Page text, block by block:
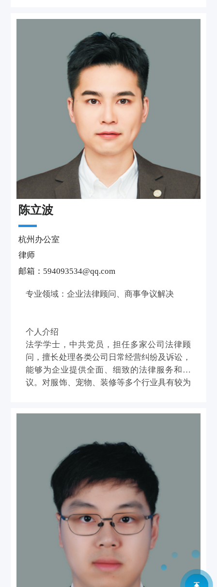
陈立波
杭州办公室
律师
邮箱：594093534@qq.com
专业领域：企业法律顾问、商事争议解决
个人介绍
法学学士，中共党员，担任多家公司法律顾
问，擅长处理各类公司日常经营纠纷及诉讼，
能够为企业提供全面、细致的法律服务和建
议。对服饰、宠物、装修等多个行业具有较为